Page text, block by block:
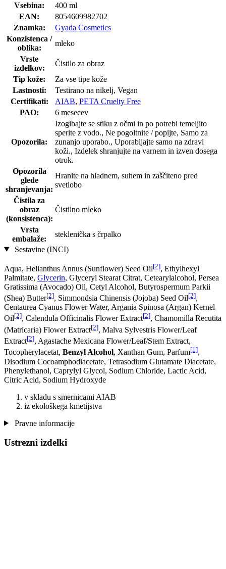
Vsebina:
400 ml
EAN:
8054609982702
Znamka:
Gyada Cosmetics
Konzistenca /
oblika:
mleko
Vrste
izdelkov:
Čistilo za obraz
Tip kože:
Za vse tipe kože
Lastnosti:
Testirano na nikelj, Vegan
Certifikati:
AIAB, PETA Cruelty Free
PAO:
6 mesecev
Opozorila:
Izogibajte se stiku z očmi in po potrebi temeljito
sperite z vodo., Ne pogoltnite / popijte, Samo za
zunanjo uporabo., Uporabljajte samo na zdravi
koži., Izdelek shranjujte na varnem in izven dosega
otrok.
Opozorila
glede
shranjevanja:
Hranite na hladnem, suhem in zaščiteno pred
svetlobo
Čistila za
obraz
(konsistenca):
Čistilno mleko
Vrsta
embalaže:
steklenička s črpalko
Sestavine (INCI)
Aqua, Helianthus Annus (Sunflower) Seed Oil[2], Ethylhexyl
Palmitate, Glycerin, Glyceryl Stearat Citrat, Cetearylalcohol, Persea
Gratissima (Avocado) Oil, Cetyl Alcohol, Butyrospermum Parkii
(Shea) Butter[2], Simmondsia Chinensis (Jojoba) Seed Oil[2],
Centaurea Cyanus Flower Water, Argania Spinosa (Argan) Kernel
Oil[2], Calendula Officinalis Flower Extract[2], Chamomilla Recutita
(Matricaria) Flower Extract[2], Malva Sylvestris Flower/Leaf
Extract[2], Agastache Mexicana Flower/Leaf/Stem Extract,
Tocopherylacetat, Benzyl Alcohol, Xanthan Gum, Parfum[1],
Disodium Cocoamphodiacetate, Tetrasodium Glutamate Diacetate,
Phenylethanol, Caprylyl Glycol, Sodium Chloride, Lactic Acid,
Citric Acid, Sodium Hydroxyde
v skladu s smernicami AIAB
iz ekološkega kmetijstva
Pravne informacije
Ustrezni izdelki